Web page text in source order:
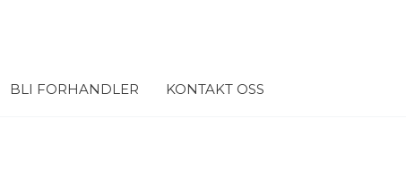
BLI FORHANDLER KONTAKT OSS